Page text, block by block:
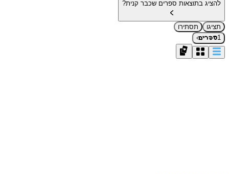
להציג בתוצאות ספרים שכבר קנית?
תציגו
תסתירו
1ספרים›